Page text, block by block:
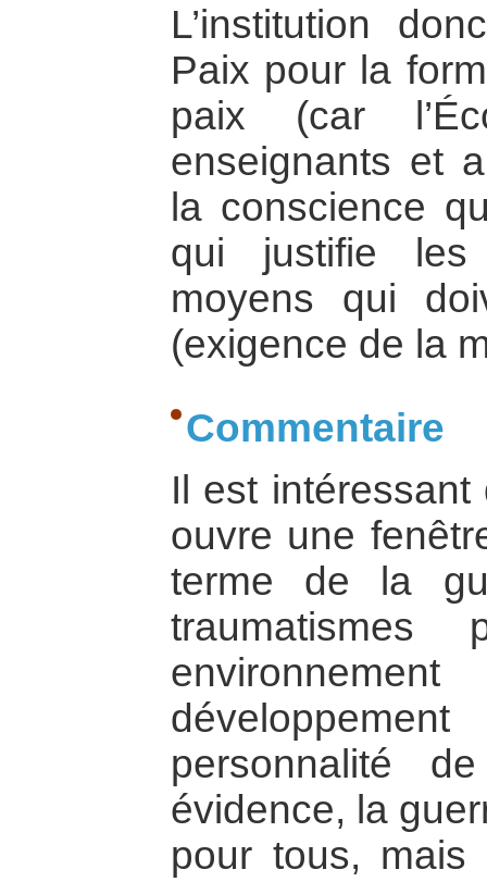
L’institution
Paix pour la
paix (car
enseignants et
la conscience
qui justifie
moyens qui
(exigence de la
Commentaire
Il est
ouvre une
terme de la
traumatismes
personnalité
évidence, la
pour tous,